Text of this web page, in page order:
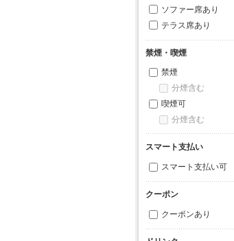
ソファー席あり
テラス席あり
禁煙・喫煙
禁煙
分煙含む
喫煙可
分煙含む
スマート支払い
スマート支払い可
クーポン
クーポンあり